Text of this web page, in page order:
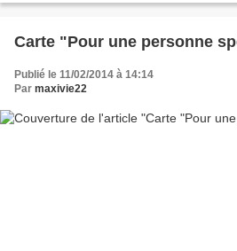
Carte "Pour une personne
Publié le 11/02/2014 à 14:14
Par maxivie22